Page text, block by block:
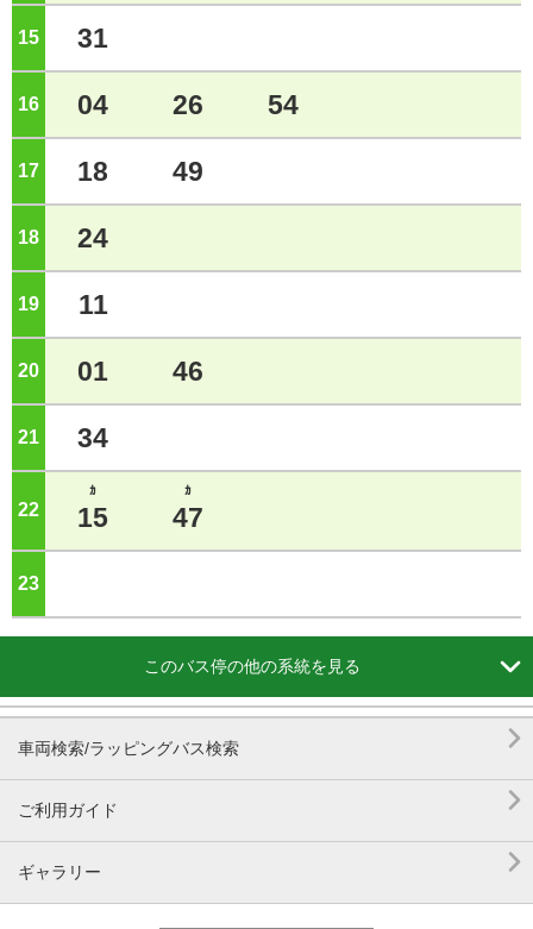
15 31
16 04 26 54
17 18 49
18 24
19 11
20 01 46
21 34
22
ｶ
15
ｶ
47
23
このバス停の他の系統を見る 
車両検索/ラッピングバス検索 
ご利用ガイド 
ギャラリー 